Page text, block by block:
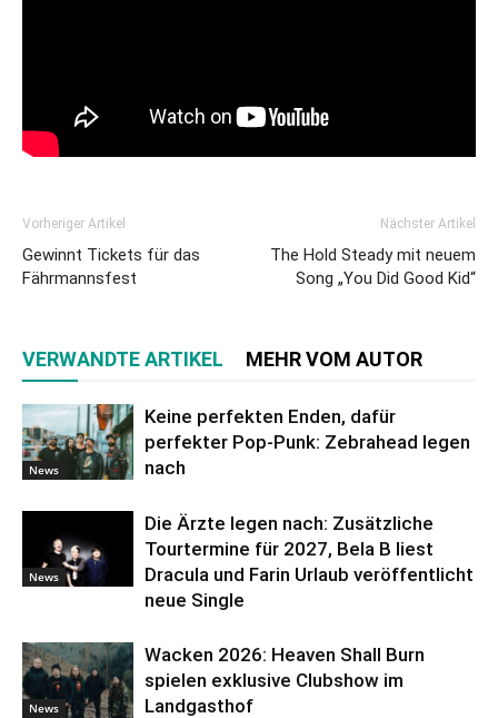
Vorheriger Artikel
Gewinnt Tickets für das
Fährmannsfest
Nächster Artikel
The Hold Steady mit neuem
Song „You Did Good Kid“
VERWANDTE ARTIKEL MEHR VOM AUTOR
News
Keine perfekten Enden, dafür
perfekter Pop-Punk: Zebrahead legen
nach
News
Die Ärzte legen nach: Zusätzliche
Tourtermine für 2027, Bela B liest
Dracula und Farin Urlaub veröffentlicht
neue Single
News
Wacken 2026: Heaven Shall Burn
spielen exklusive Clubshow im
Landgasthof